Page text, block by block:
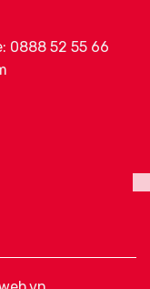
0888 52 55 66